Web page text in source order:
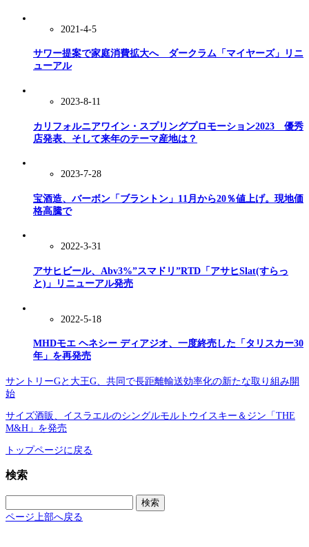
2021-4-5
サワー提案で家庭消費拡大へ ダークラム「マイヤーズ」リニ
ューアル
2023-8-11
カリフォルニアワイン・スプリングプロモーション2023 優秀
店発表、そして来年のテーマ産地は？
2023-7-28
宝酒造、バーボン「ブラントン」11月から20％値上げ。現地価
格高騰で
2022-3-31
アサヒビール、Abv3%”スマドリ”RTD「アサヒSlat(すらっ
と)」リニューアル発売
2022-5-18
MHDモエ ヘネシー ディアジオ、一度終売した「タリスカー30
年」を再発売
サントリーGと大王G、共同で長距離輸送効率化の新たな取り組み開
始
サイズ酒販、イスラエルのシングルモルトウイスキー＆ジン「THE
M&H」を発売
トップページに戻る
検索
検
索:
ページ上部へ戻る